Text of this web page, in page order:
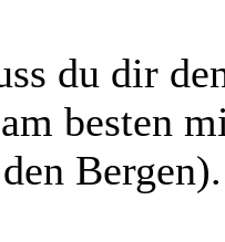
du dir
besten
Bergen).